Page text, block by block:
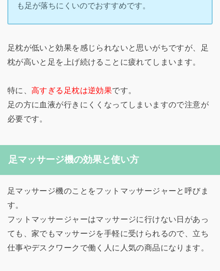
も足が落ちにくいのでおすすめです。
足枕が低いと効果を感じられないと思いがちですが、足
枕が高いと足を上げ続けることに疲れてしまいます。
特に、高すぎる足枕は逆効果です。
足の方に血液が行きにくくなってしまいますので注意が
必要です。
足マッサージ機の効果と使い方
足マッサージ機のことをフットマッサージャーと呼びま
す。
フットマッサージャーはマッサージに行けない日があっ
ても、家でもマッサージを手軽に受けられるので、立ち
仕事やデスクワークで働く人に人気の商品になります。